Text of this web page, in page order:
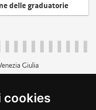
cookies
delle graduatorie
Giulia